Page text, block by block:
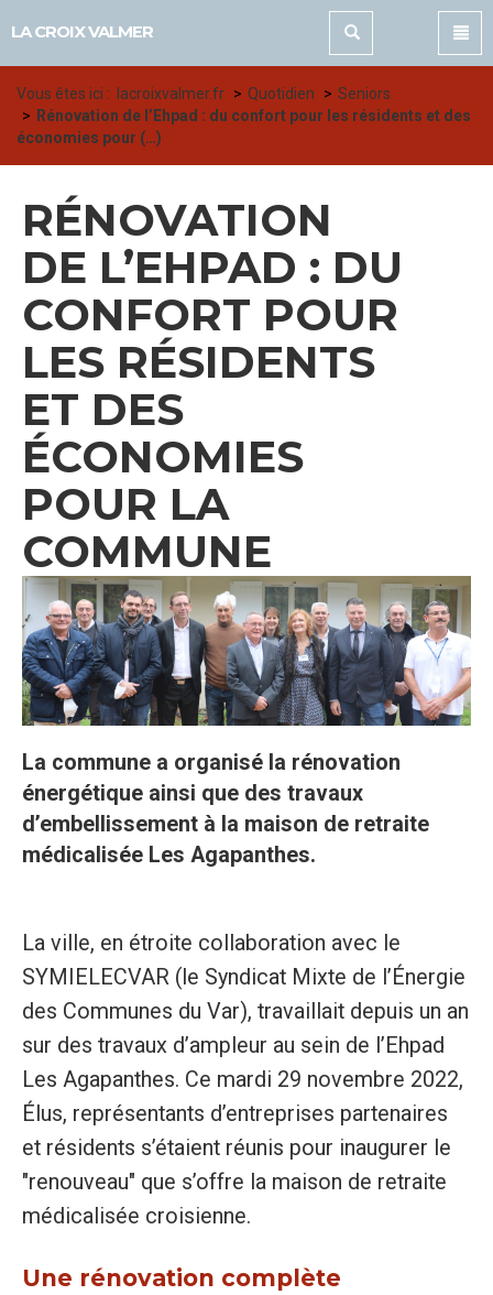
LA CROIX VALMER
Vous êtes ici : lacroixvalmer.fr Quotidien
Seniors
Rénovation de l’Ehpad : du confort pour les résidents et des
économies pour (…)
RÉNOVATION
DE L’EHPAD : DU
CONFORT POUR
LES RÉSIDENTS
ET DES
ÉCONOMIES
POUR LA
COMMUNE
La commune a organisé la rénovation
énergétique ainsi que des travaux
d’embellissement à la maison de retraite
médicalisée Les Agapanthes.
La ville, en étroite collaboration avec le
SYMIELECVAR (le Syndicat Mixte de l’Énergie
des Communes du Var), travaillait depuis un an
sur des travaux d’ampleur au sein de l’Ehpad
Les Agapanthes. Ce mardi 29 novembre 2022,
Élus, représentants d’entreprises partenaires
et résidents s’étaient réunis pour inaugurer le
"renouveau" que s’offre la maison de retraite
médicalisée croisienne.
Une rénovation complète